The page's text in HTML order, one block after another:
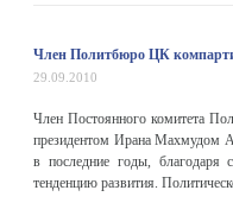
Член Политбюро ЦК
29.09.2010
Член Постоянного комитета
президентом Ирана Махмудом
в последние годы,
тенденцию развития.